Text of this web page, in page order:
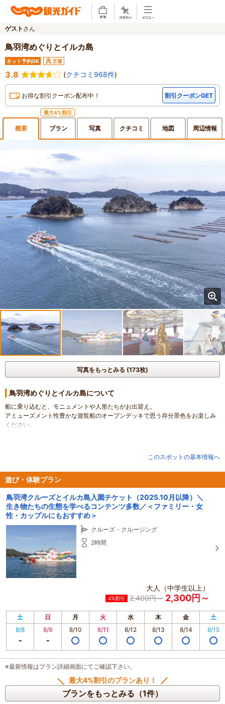
ゲスト さん
鳥羽湾めぐりとイルカ島
ネット予約OK 王道
3.8 (クチコミ968件)
お得な割引クーポン配布中！ 割引クーポンGET
概要
最大4%割引
プラン 写真 クチコミ 地図 周辺情報
写真をもっとみる (173枚)
鳥羽湾めぐりとイルカ島について
船に乗り込むと、モニュメントや人形たちがお出迎え。
アミューズメント性豊かな遊覧船のオープンデッキで思う存分景色をお楽しみ
ください。
巡るスタンプラリーや砂浜での砂遊びを楽しむのもおススメ。
園内で人気の展望台からは360度鳥羽湾が見渡せ人々が暮らす離島に遠くは愛
知県の知多、渥美半島および伊勢湾を望むことができる。海面を見下ろせば遊
覧船が残した航跡も美しく海の青さを実感しながら非日常の景色が味わえる。
このスポットの基本情報へ
遊び・体験プラン
鳥羽湾クルーズとイルカ島入園チケット（2025.10月以降）＼
生き物たちの生態を学べるコンテンツ多数／＜ファミリー・女
性・カップルにもおすすめ＞
クルーズ・クルージング
2時間
大人（中学生以上）
4%割引 2,400円～ 2,300円～
土 日 月 火 水 木 金
土
8/8
8/9 8/10 8/11 8/12 8/13 8/14 8/15
※最新情報はプラン詳細画面にてご確認下さい。
最大4%割引のプランあり！
プランをもっとみる（1件）